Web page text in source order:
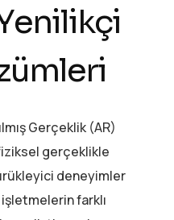
enilikçi
ümleri
Gerçeklik (AR)
gerçeklikle
deneyimler
işletmelerin farklı